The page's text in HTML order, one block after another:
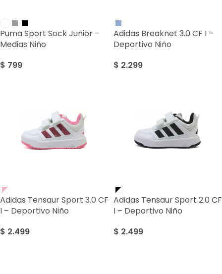
Puma Sport Sock Junior –
Medias Niño
$ 799
Adidas Breaknet 3.0 CF I –
Deportivo Niño
$ 2.299
Adidas Tensaur Sport 3.0 CF
I – Deportivo Niño
$ 2.499
Adidas Tensaur Sport 2.0 CF
I – Deportivo Niño
$ 2.499